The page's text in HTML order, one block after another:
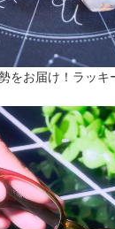
をお届け！ラッ